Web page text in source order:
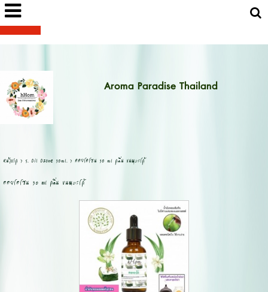
Aroma Paradise Thailand
หน้าแรก > 5. Oil Ozone 30ml. > ออยโอโซน 30 ml กลิ่น ขนมตะโก้
ออยโอโซน 30 ml กลิ่น ขนมตะโก้